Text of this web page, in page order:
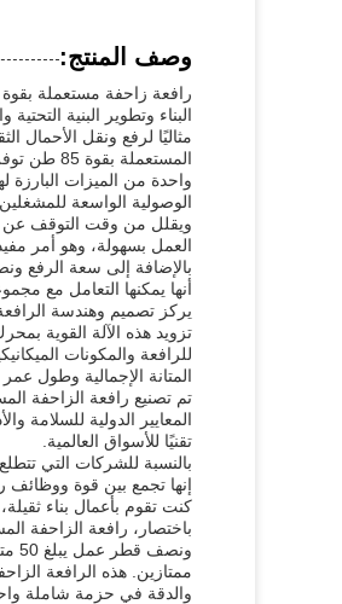
وصف المنتج:
مثاليًا لرفع ونقل
المستعملة بقوة 85 طن توفر الأداء والمتانة اللازمين لإنجاز المهمة بكفاءة.
الوصولية الواسعة
ويقلل من وقت التوقف عن
العمل بسهولة، وهو أمر
أنها يمكنها التعامل مع
يركز تصميم وهندسة
للرافعة والمكونات
المتانة الإجمالية وطول
المعايير الدولية للسلامة
تقنيًا للأسواق العالمية.
إنها تجمع بين قوة
كنت تقوم بأعمال بناء
والدقة في حزمة شاملة